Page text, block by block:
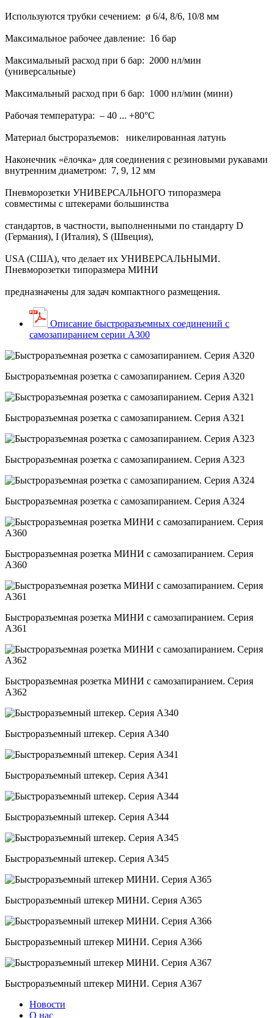
Используются трубки сечением: ø 6/4, 8/6, 10/8 мм
Максимальное рабочее давление: 16 бар
Максимальный расход при 6 бар: 2000 нл/мин
(универсальные)
Максимальный расход при 6 бар: 1000 нл/мин (мини)
Рабочая температура: – 40 ... +80°С
Материал быстроразъемов: никелированная латунь
Наконечник «ёлочка» для соединения с резиновыми рукавами
внутренним диаметром: 7, 9, 12 мм
Пневморозетки УНИВЕРСАЛЬНОГО типоразмера
совместимы с штекерами большинства
стандартов, в частности, выполненными по стандарту D
(Германия), I (Италия), S (Швеция),
USA (США), что делает их УНИВЕРСАЛЬНЫМИ.
Пневморозетки типоразмера МИНИ
предназначены для задач компактного размещения.
Описание быстроразъемных соединений с
самозапиранием серии A300
Быстроразъемная розетка с самозапиранием. Серия А320
Быстроразъемная розетка с самозапиранием. Серия А321
Быстроразъемная розетка с самозапиранием. Серия А323
Быстроразъемная розетка с самозапиранием. Серия А324
Быстроразъемная розетка МИНИ с самозапиранием. Серия
А360
Быстроразъемная розетка МИНИ с самозапиранием. Серия
А361
Быстроразъемная розетка МИНИ с самозапиранием. Серия
А362
Быстроразъемный штекер. Серия А340
Быстроразъемный штекер. Серия А341
Быстроразъемный штекер. Серия А344
Быстроразъемный штекер. Серия А345
Быстроразъемный штекер МИНИ. Серия А365
Быстроразъемный штекер МИНИ. Серия А366
Быстроразъемный штекер МИНИ. Серия А367
Новости
О нас